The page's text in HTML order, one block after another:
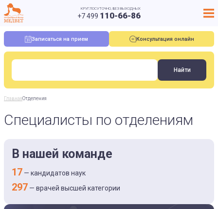
КРУГЛОСУТОЧНО, БЕЗ ВЫХОДНЫХ
+7 499 110-66-86
Записаться на прием Консультация онлайн
ГлавнаяОтделения
Специалисты по отделениям
В нашей команде
17 — кандидатов наук
297 — врачей высшей категории